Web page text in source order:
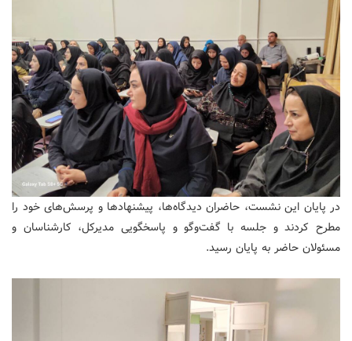
در پایان این نشست، حاضران دیدگاه‌ها، پیشنهادها و پرسش‌های خود را
مطرح کردند و جلسه با گفت‌وگو و پاسخگویی مدیرکل، کارشناسان و
مسئولان حاضر به پایان رسید.